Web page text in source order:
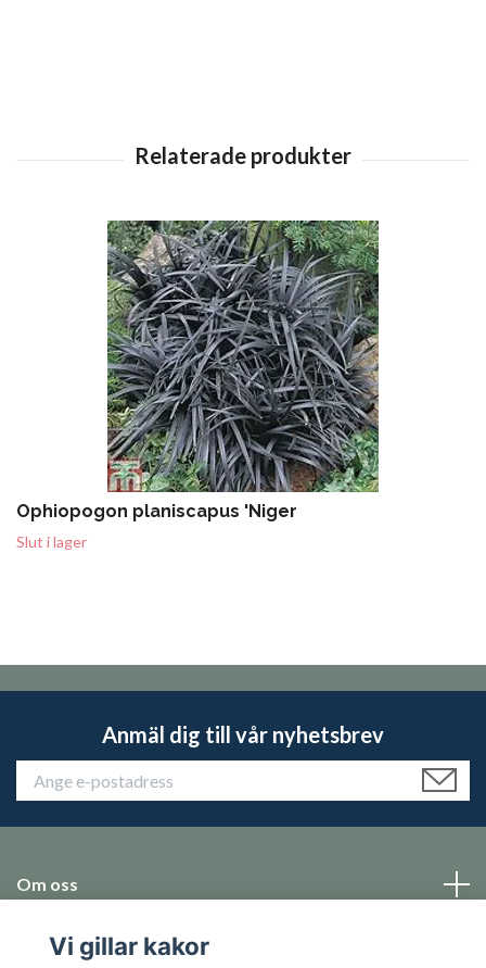
Ophiopogon planiscapus 'Niger
Slut i lager
Anmäl dig till vår nyhetsbrev
Om oss
Emballage
Vi gillar kakor